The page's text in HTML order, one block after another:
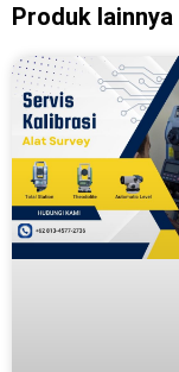
Produk lainnya